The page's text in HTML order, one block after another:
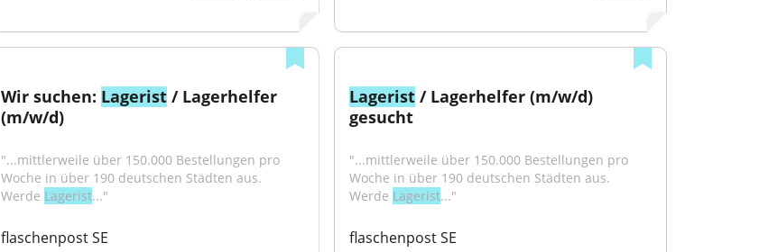
Wir suchen: Lagerist / Lagerhelfer
(m/w/d)
"...mittlerweile über 150.000 Bestellungen pro
Woche in über 190 deutschen Städten aus.
Werde Lagerist..."
flaschenpost SE
Lagerist / Lagerhelfer (m/w/d)
gesucht
"...mittlerweile über 150.000 Bestellungen pro
Woche in über 190 deutschen Städten aus.
Werde Lagerist..."
flaschenpost SE